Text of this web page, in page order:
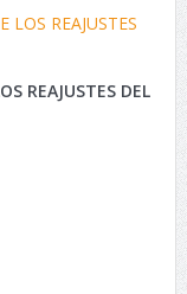
REAJUSTES DEL